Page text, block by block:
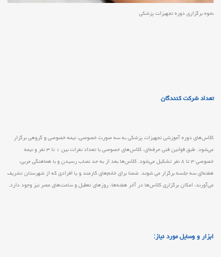
نحوه برگزاری دوره تجهیزات پزشکی
تعداد شرکت کنندگان
کلاس‌های دوره آموزشی تجهیزات پزشکی به سه صورت خصوصی، نیمه خصوصی و گروهی برگزار
می‌شود. طبق قوانین فنی حرفه‌ای، کلاس‌های خصوصی با تعداد نفرات بین ۱ تا ۳ نفر و نیمه
خصوصی ۳ تا ۸ نفر تشکیل می‌شود. کلاس‌ها بعد از به حد نصاب رسیدن و با هماهنگی مربی،
هفته‌ای سه جلسه برگزار می شوند. ضمنا برای خانم‌های کارمند و یا افرادی که از شهرستان تشریف
می‌آورند، امکان برگزاری کلاس‌ها در آخر هفته‌ها، روزهای تعطیل و ساعت‌های عصر نیز وجود دارد.
ابزار و وسایل مورد نیاز: